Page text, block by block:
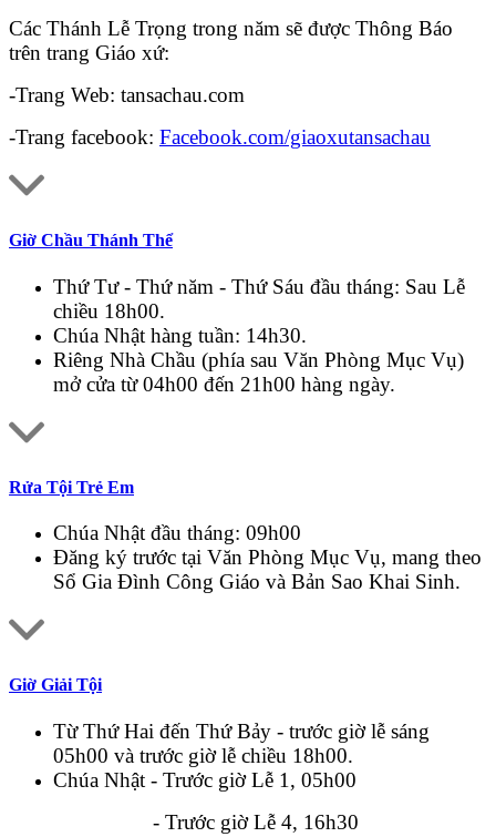
Các Thánh Lễ Trọng trong năm sẽ được Thông Báo
trên trang Giáo xứ:
-Trang Web: tansachau.com
-Trang facebook: Facebook.com/giaoxutansachau
Giờ Chầu Thánh Thể
Thứ Tư - Thứ năm - Thứ Sáu đầu tháng: Sau Lễ
chiều 18h00.
Chúa Nhật hàng tuần: 14h30.
Riêng Nhà Chầu (phía sau Văn Phòng Mục Vụ)
mở cửa từ 04h00 đến 21h00 hàng ngày.
Rửa Tội Trẻ Em
Chúa Nhật đầu tháng: 09h00
Đăng ký trước tại Văn Phòng Mục Vụ, mang theo
Sổ Gia Đình Công Giáo và Bản Sao Khai Sinh.
Giờ Giải Tội
Từ Thứ Hai đến Thứ Bảy - trước giờ lễ sáng
05h00 và trước giờ lễ chiều 18h00.
Chúa Nhật - Trước giờ Lễ 1, 05h00
- Trước giờ Lễ 4, 16h30